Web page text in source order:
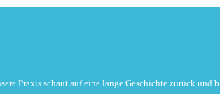
Praxis schaut auf eine lange Geschichte zurück